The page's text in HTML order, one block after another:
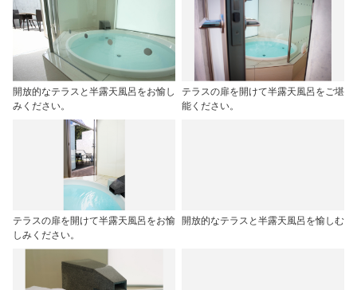
開放的なテラスと半露天風呂をお愉し
みください。
テラスの扉を開けて半露天風呂をご堪
能ください。
テラスの扉を開けて半露天風呂をお愉
しみください。
開放的なテラスと半露天風呂を愉しむ